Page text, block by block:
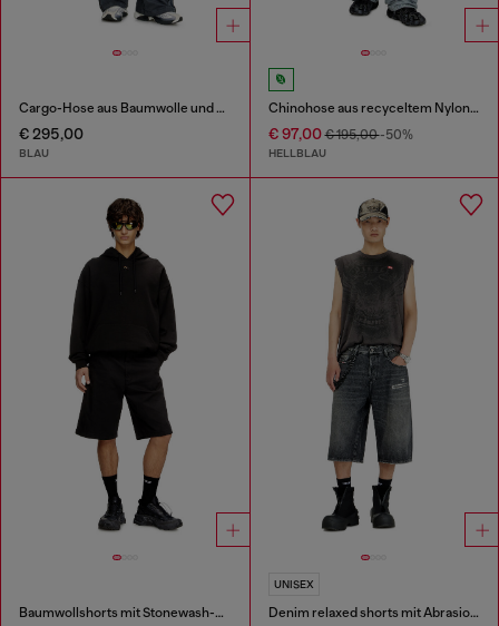
Cargo-Hose aus Baumwolle und Nylon
€ 295,00
BLAU
Chinohose aus recyceltem Nylon-Taslan
€ 97,00€ 195,00-50%
HELLBLAU
Baumwollshorts mit Stonewash-Behandlung
UNISEX
Denim relaxed shorts mit Abrasionen